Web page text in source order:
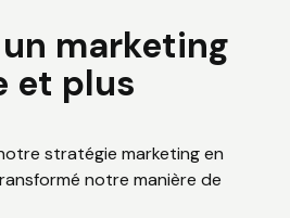
marketing
et plus
stratégie marketing en
notre manière de